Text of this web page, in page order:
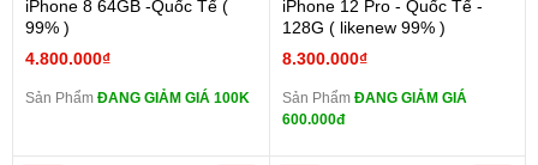
iPhone 8 64GB -Quốc Tế (
99% )
4.800.000₫
Sản Phẩm ĐANG GIẢM GIÁ 100K
iPhone 12 Pro - Quốc Tế -
128G ( likenew 99% )
8.300.000₫
Sản Phẩm ĐANG GIẢM GIÁ
600.000đ